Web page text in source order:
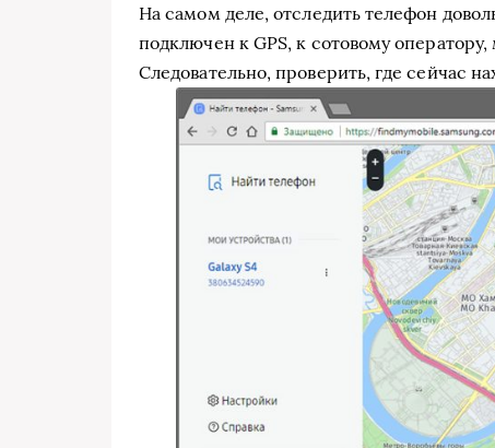
На самом деле, отследить телефон
подключен к GPS, к сотовому
Следовательно, проверить, где сейчас